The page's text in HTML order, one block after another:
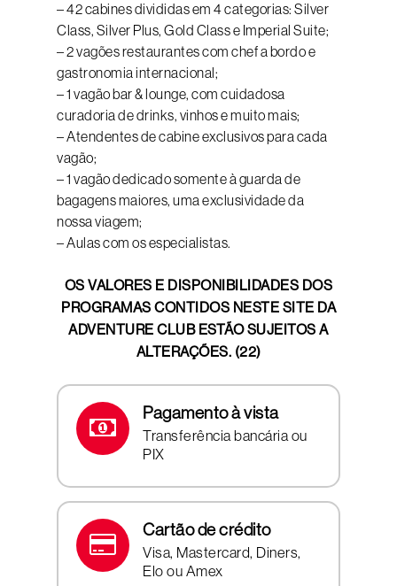
– 42 cabines divididas em 4 categorias: Silver
Class, Silver Plus, Gold Class e Imperial Suite;
– 2 vagões restaurantes com chef a bordo e
gastronomia internacional;
– 1 vagão bar & lounge, com cuidadosa
curadoria de drinks, vinhos e muito mais;
– Atendentes de cabine exclusivos para cada
vagão;
– 1 vagão dedicado somente à guarda de
bagagens maiores, uma exclusividade da
nossa viagem;
– Aulas com os especialistas.
OS VALORES E DISPONIBILIDADES DOS
PROGRAMAS CONTIDOS NESTE SITE DA
ADVENTURE CLUB ESTÃO SUJEITOS A
ALTERAÇÕES. (22)
Pagamento à vista
Transferência bancária ou
PIX
Cartão de crédito
Visa, Mastercard, Diners,
Elo ou Amex